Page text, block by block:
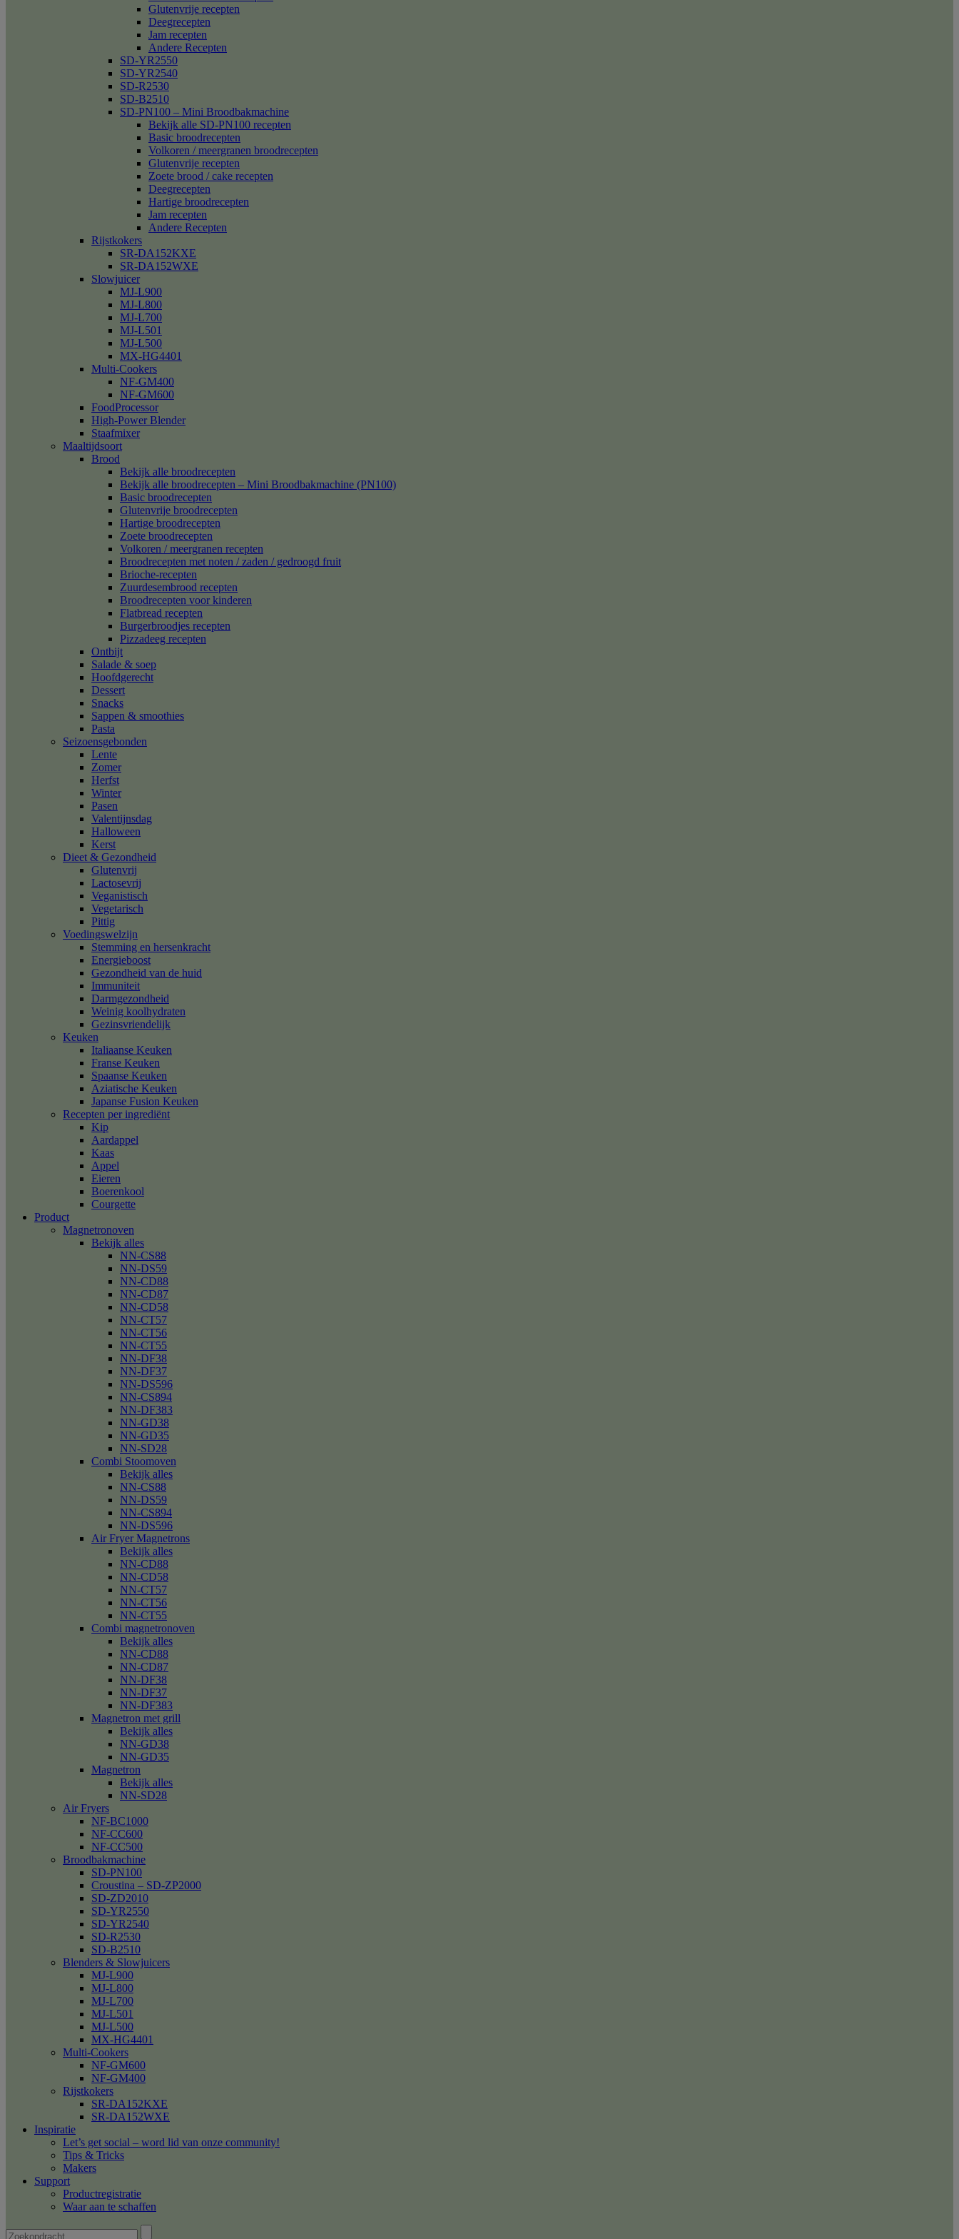
Glutenvrije recepten
Deegrecepten
Jam recepten
Andere Recepten
SD-YR2550
SD-YR2540
SD-R2530
SD-B2510
SD-PN100 – Mini Broodbakmachine
Bekijk alle SD-PN100 recepten
Basic broodrecepten
Volkoren / meergranen broodrecepten
Glutenvrije recepten
Zoete brood / cake recepten
Deegrecepten
Hartige broodrecepten
Jam recepten
Andere Recepten
Rijstkokers
SR-DA152KXE
SR-DA152WXE
Slowjuicer
MJ-L900
MJ-L800
MJ-L700
MJ-L501
MJ-L500
MX-HG4401
Multi-Cookers
NF-GM400
NF-GM600
FoodProcessor
High-Power Blender
Staafmixer
Maaltijdsoort
Brood
Bekijk alle broodrecepten
Bekijk alle broodrecepten – Mini Broodbakmachine (PN100)
Basic broodrecepten
Glutenvrije broodrecepten
Hartige broodrecepten
Zoete broodrecepten
Volkoren / meergranen recepten
Broodrecepten met noten / zaden / gedroogd fruit
Brioche-recepten
Zuurdesembrood recepten
Broodrecepten voor kinderen
Flatbread recepten
Burgerbroodjes recepten
Pizzadeeg recepten
Ontbijt
Salade & soep
Hoofdgerecht
Dessert
Snacks
Sappen & smoothies
Pasta
Seizoensgebonden
Lente
Zomer
Herfst
Winter
Pasen
Valentijnsdag
Halloween
Kerst
Dieet & Gezondheid
Glutenvrij
Lactosevrij
Veganistisch
Vegetarisch
Pittig
Voedingswelzijn
Stemming en hersenkracht
Energieboost
Gezondheid van de huid
Immuniteit
Darmgezondheid
Weinig koolhydraten
Gezinsvriendelijk
Keuken
Italiaanse Keuken
Franse Keuken
Spaanse Keuken
Aziatische Keuken
Japanse Fusion Keuken
Recepten per ingrediënt
Kip
Aardappel
Kaas
Appel
Eieren
Boerenkool
Courgette
Product
Magnetronoven
Bekijk alles
NN-CS88
NN-DS59
NN-CD88
NN-CD87
NN-CD58
NN-CT57
NN-CT56
NN-CT55
NN-DF38
NN-DF37
NN-DS596
NN-CS894
NN-DF383
NN-GD38
NN-GD35
NN-SD28
Combi Stoomoven
Bekijk alles
NN-CS88
NN-DS59
NN-CS894
NN-DS596
Air Fryer Magnetrons
Bekijk alles
NN-CD88
NN-CD58
NN-CT57
NN-CT56
NN-CT55
Combi magnetronoven
Bekijk alles
NN-CD88
NN-CD87
NN-DF38
NN-DF37
NN-DF383
Magnetron met grill
Bekijk alles
NN-GD38
NN-GD35
Magnetron
Bekijk alles
NN-SD28
Air Fryers
NF-BC1000
NF-CC600
NF-CC500
Broodbakmachine
SD-PN100
Croustina – SD-ZP2000
SD-ZD2010
SD-YR2550
SD-YR2540
SD-R2530
SD-B2510
Blenders & Slowjuicers
MJ-L900
MJ-L800
MJ-L700
MJ-L501
MJ-L500
MX-HG4401
Multi-Cookers
NF-GM600
NF-GM400
Rijstkokers
SR-DA152KXE
SR-DA152WXE
Inspiratie
Let’s get social – word lid van onze community!
Tips & Tricks
Makers
Support
Productregistratie
Waar aan te schaffen